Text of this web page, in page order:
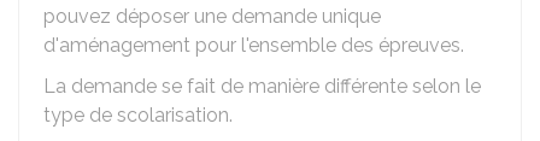
pouvez déposer une demande unique
d'aménagement pour l'ensemble des épreuves.
La demande se fait de manière différente selon le
type de scolarisation.